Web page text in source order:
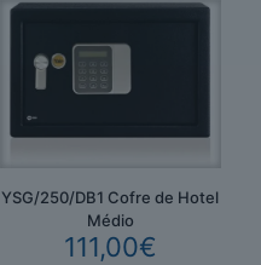
YSG/250/DB1 Cofre de Hotel
Médio
111,00€